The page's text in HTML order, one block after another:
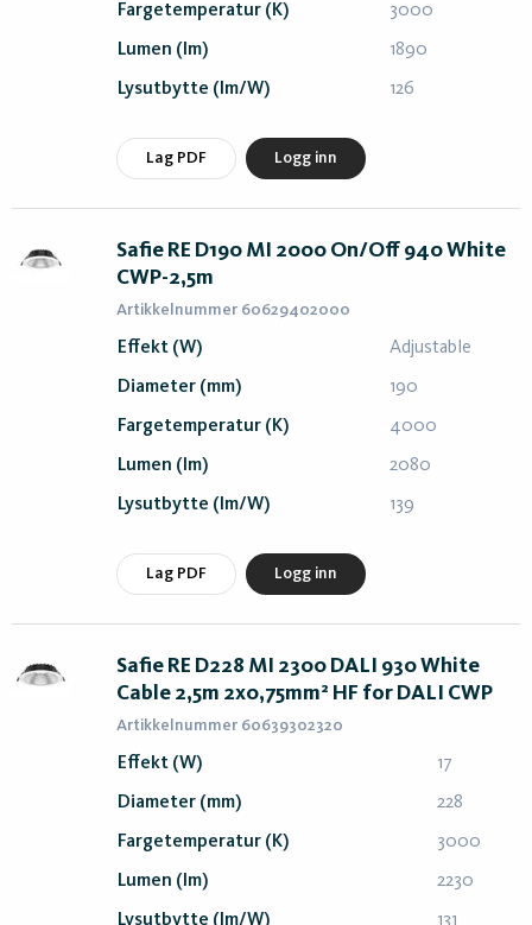
Fargetemperatur (K) 3000
Lumen (lm) 1890
Lysutbytte (lm/W) 126
Lag PDF Logg inn
Safie RE D190 MI 2000 On/Off 940 White
CWP-2,5m
Artikkelnummer 60629402000
Effekt (W) Adjustable
Diameter (mm) 190
Fargetemperatur (K) 4000
Lumen (lm) 2080
Lysutbytte (lm/W) 139
Lag PDF Logg inn
Safie RE D228 MI 2300 DALI 930 White
Cable 2,5m 2x0,75mm² HF for DALI CWP
Artikkelnummer 60639302320
Effekt (W) 17
Diameter (mm) 228
Fargetemperatur (K) 3000
Lumen (lm) 2230
Lysutbytte (lm/W) 131